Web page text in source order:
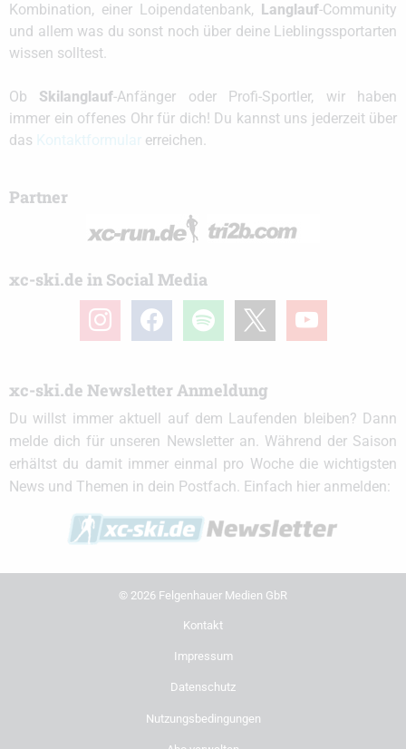
Kombination, einer Loipendatenbank,
Langlauf-Community
und allem was du sonst noch über deine Lieblingssportarten
wissen solltest.
Ob Skilanglauf-Anfänger oder Profi-Sportler, wir haben
immer ein offenes Ohr für dich! Du kannst uns jederzeit über
das
erreichen.
Partner
xc-ski.de in Social Media
instagramfacebook spotify youtube
xc-ski.de Newsletter Anmeldung
Du willst immer aktuell auf dem Laufenden bleiben? Dann
melde dich für unseren Newsletter an. Während der Saison
erhältst du damit immer einmal pro Woche die wichtigsten
News und Themen in dein Postfach. Einfach hier anmelden:
© 2026 Felgenhauer Medien GbR
Kontakt
Impressum
Datenschutz
Nutzungsbedingungen